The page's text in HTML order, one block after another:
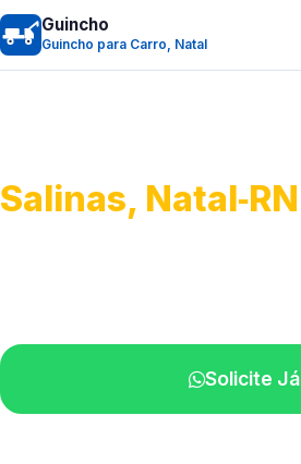
Guincho
Guincho para Carro, Natal
Salinas, Natal‑RN
Solicite Já